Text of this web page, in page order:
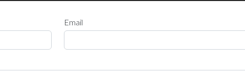
Email